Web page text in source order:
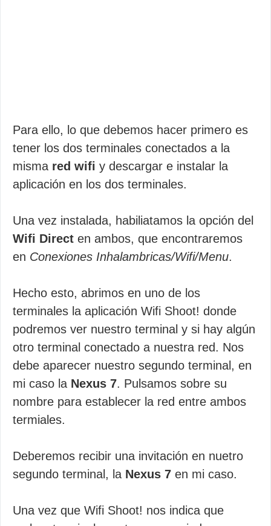
Para ello, lo que debemos hacer primero es
tener los dos terminales conectados a la
misma red wifi y descargar e instalar la
aplicación en los dos terminales.
Una vez instalada, habiliatamos la opción del
Wifi Direct en ambos, que encontraremos
en Conexiones Inhalambricas/Wifi/Menu.
Hecho esto, abrimos en uno de los
terminales la aplicación Wifi Shoot! donde
podremos ver nuestro terminal y si hay algún
otro terminal conectado a nuestra red. Nos
debe aparecer nuestro segundo terminal, en
mi caso la Nexus 7. Pulsamos sobre su
nombre para establecer la red entre ambos
termiales.
Deberemos recibir una invitación en nuetro
segundo terminal, la Nexus 7 en mi caso.
Una vez que Wifi Shoot! nos indica que